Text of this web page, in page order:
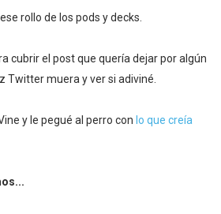
rollo de los pods y decks.
cubrir el post que quería dejar por algún
Twitter muera y ver si adiviné.
y le pegué al perro con lo que creía